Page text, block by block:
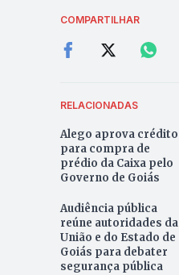
COMPARTILHAR
RELACIONADAS
Alego aprova crédito
para compra de
prédio da Caixa pelo
Governo de Goiás
Audiência pública
reúne autoridades da
União e do Estado de
Goiás para debater
segurança pública